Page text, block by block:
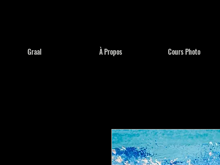
Graal À Propos Cours Photo